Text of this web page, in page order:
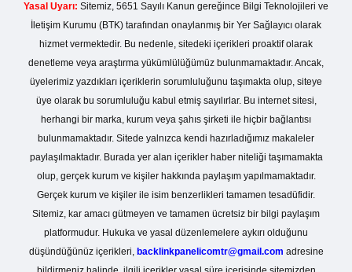
Yasal Uyarı: Sitemiz, 5651 Sayılı Kanun gereğince Bilgi Teknolojileri ve
İletişim Kurumu (BTK) tarafından onaylanmış bir Yer Sağlayıcı olarak
hizmet vermektedir. Bu nedenle, sitedeki içerikleri proaktif olarak
denetleme veya araştırma yükümlülüğümüz bulunmamaktadır. Ancak,
üyelerimiz yazdıkları içeriklerin sorumluluğunu taşımakta olup, siteye
üye olarak bu sorumluluğu kabul etmiş sayılırlar. Bu internet sitesi,
herhangi bir marka, kurum veya şahıs şirketi ile hiçbir bağlantısı
bulunmamaktadır. Sitede yalnızca kendi hazırladığımız makaleler
paylaşılmaktadır. Burada yer alan içerikler haber niteliği taşımamakta
olup, gerçek kurum ve kişiler hakkında paylaşım yapılmamaktadır.
Gerçek kurum ve kişiler ile isim benzerlikleri tamamen tesadüfidir.
Sitemiz, kar amacı gütmeyen ve tamamen ücretsiz bir bilgi paylaşım
platformudur. Hukuka ve yasal düzenlemelere aykırı olduğunu
düşündüğünüz içerikleri, backlinkpanelicomtr@gmail.com adresine